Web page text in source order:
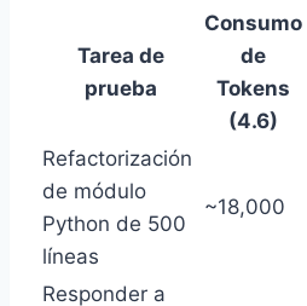
Tarea de
prueba
Consumo
de
Tokens
(4.6)
Refactorización
de módulo
Python de 500
líneas
~18,000
Responder a